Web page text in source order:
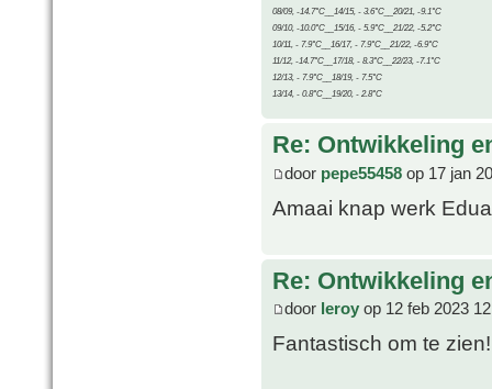
08/09, -14.7°C__14/15, - 3.6°C__20/21, -9.1°C
09/10, -10.0°C__15/16, - 5.9°C__21/22, -5.2°C
10/11, - 7.9°C__16/17, - 7.9°C__21/22, -6.9°C
11/12, -14.7°C__17/18, - 8.3°C__22/23, -7.1°C
12/13, - 7.9°C__18/19, - 7.5°C
13/14, - 0.8°C__19/20, - 2.8°C
Re: Ontwikkeling
door pepe55458 op 17 jan
Amaai knap werk
Re: Ontwikkeling
door leroy op 12 feb 2023
Fantastisch om te zien!